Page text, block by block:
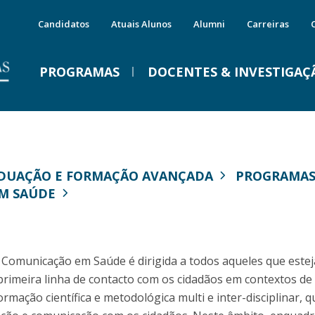
Candidatos Atuais Alunos Alumni Carreiras
PROGRAMAS
Programas
Porquê escolher um Mestrado na FCH?
Vida no Campus
MYFCH Mestrados
Doutoramentos
DOCENTES &
Ciências da Comunicação
Estudos de Cultura
Filosofia
Instituto de Estudos da Família
Instituto de Estudos Asiáticos
Precisamos de férias!
Qua, 29 Jul 2026 - 09:59 Visão
MYFCH Licenciaturas
MYFCH Mestrados
MYFCH Doutoramentos
Alumni
E FORMAÇÃO AVANÇADA
SAÚDE
em Saúde é dirigida a todos aqueles que
linha de contacto com os cidadãos em contextos de
científica e metodológica multi e inter-disciplinar,